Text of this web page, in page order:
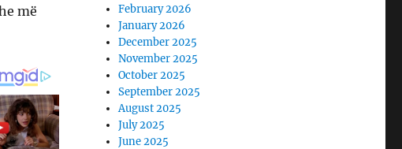
më
February 2026
January 2026
December 2025
November 2025
October 2025
September 2025
August 2025
July 2025
June 2025